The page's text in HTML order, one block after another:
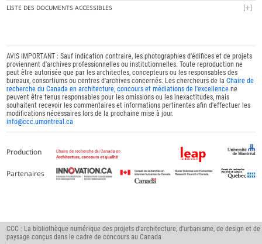
LISTE DES DOCUMENTS ACCESSIBLES
AVIS IMPORTANT : Sauf indication contraire, les photographies d'édifices et de projets
proviennent d'archives professionnelles ou institutionnelles. Toute reproduction ne
peut être autorisée que par les architectes, concepteurs ou les responsables des
bureaux, consortiums ou centres d'archives concernés. Les chercheurs de laChaire de
recherche du Canada en architecture, concours et médiations de l'excellence ne
peuvent être tenus responsables pour les omissions ou les inexactitudes, mais
souhaitent recevoir les commentaires et informations pertinentes afin d'effectuer les
modifications nécessaires lors de la prochaine mise à jour.
info@ccc.umontreal.ca
Production
Partenaires
CCC : La bibliothèque numérique des projets d'architecture, d'urbanisme, de design et de
paysage conçus dans le cadre de concours au Canada